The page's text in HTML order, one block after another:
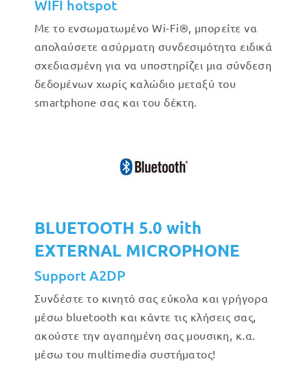
WIFI hotspot
Με το ενσωματωμένο Wi-Fi®, μπορείτε να
απολαύσετε ασύρματη συνδεσιμότητα ειδικά
σχεδιασμένη για να υποστηρίζει μια σύνδεση
δεδομένων χωρίς καλώδιο μεταξύ του
smartphone σας και του δέκτη.
BLUETOOTH 5.0 with
EXTERNAL MICROPHONE
Support A2DP
Συνδέστε το κινητό σας εύκολα και γρήγορα
μέσω bluetooth και κάντε τις κλήσεις σας,
ακούστε την αγαπημένη σας μουσικη, κ.α.
μέσω του multimedia συστήματος!